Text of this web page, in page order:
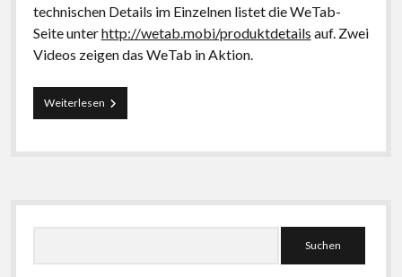
technischen Details im Einzelnen listet die WeTab-
Seite unterhttp://wetab.mobi/produktdetails auf. Zwei
Videos zeigen das WeTab in Aktion.
WeiterlesenWeTab:
iPad-
mit
Seitenleiste